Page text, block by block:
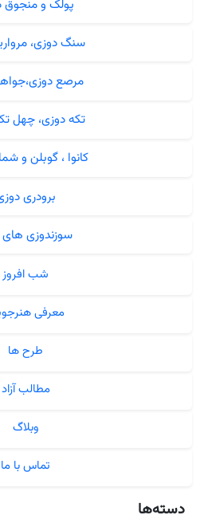
پولک و منجوق
سنگ دوزی،
مرصع
تکه دوزی، چهل
کانوا ، گوبلن و
برودری
سوزندوزی های
شب افروز
معرفی
طرح ها
مطالب آزاد
وبلاگ
تماس با ما
دسته‌ها